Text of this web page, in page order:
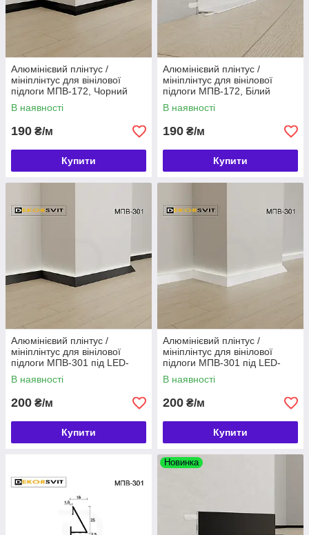
Алюмінієвий плінтус /
мініплінтус для вінілової
підлоги МПВ-172, Чорний
В наявності
190 ₴/м
Купити
Алюмінієвий плінтус /
мініплінтус для вінілової
підлоги МПВ-172, Білий
В наявності
190 ₴/м
Купити
Алюмінієвий плінтус /
мініплінтус для вінілової
підлоги МПВ-301 під LED-
стрічку, Чорний
В наявності
200 ₴/м
Купити
Алюмінієвий плінтус /
мініплінтус для вінілової
підлоги МПВ-301 під LED-
стрічку, Білий
В наявності
200 ₴/м
Купити
Новинка